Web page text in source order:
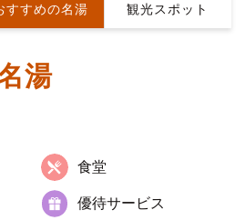
すすめの名湯 観光スポット
湯
食堂
優待サービス